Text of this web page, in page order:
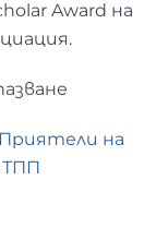
Award на
на
ТПП